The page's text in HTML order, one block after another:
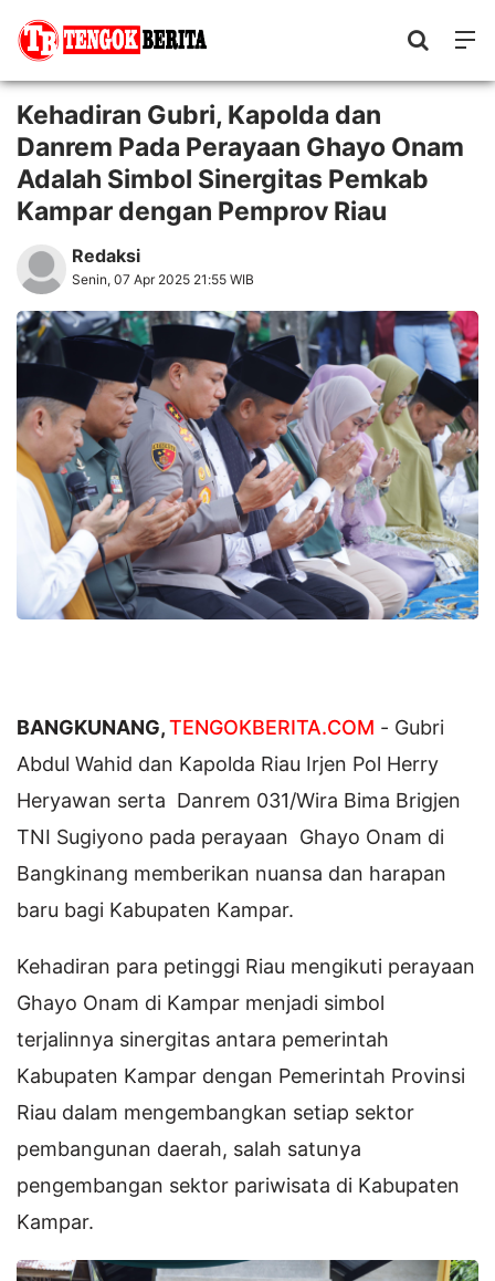
Kehadiran Gubri, Kapolda dan
Danrem Pada Perayaan Ghayo Onam
Adalah Simbol Sinergitas Pemkab
Kampar dengan Pemprov Riau
Redaksi
Senin, 07 Apr 2025 21:55 WIB
BANGKUNANG,TENGOKBERITA.COM - Gubri
Abdul Wahid dan Kapolda Riau Irjen Pol Herry
Heryawan serta Danrem 031/Wira Bima Brigjen
TNI Sugiyono pada perayaan Ghayo Onam di
Bangkinang memberikan nuansa dan harapan
baru bagi Kabupaten Kampar.
Kehadiran para petinggi Riau mengikuti perayaan
Ghayo Onam di Kampar menjadi simbol
terjalinnya sinergitas antara pemerintah
Kabupaten Kampar dengan Pemerintah Provinsi
Riau dalam mengembangkan setiap sektor
pembangunan daerah, salah satunya
pengembangan sektor pariwisata di Kabupaten
Kampar.